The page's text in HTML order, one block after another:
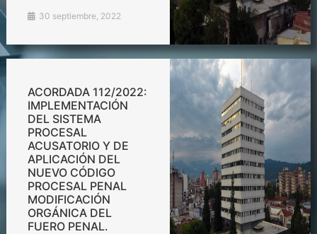
30 septiembre, 2022
ACORDADA 112/2022:
IMPLEMENTACIÓN
DEL SISTEMA
PROCESAL
ACUSATORIO Y DE
APLICACIÓN DEL
NUEVO CÓDIGO
PROCESAL PENAL
MODIFICACIÓN
ORGÁNICA DEL
FUERO PENAL.